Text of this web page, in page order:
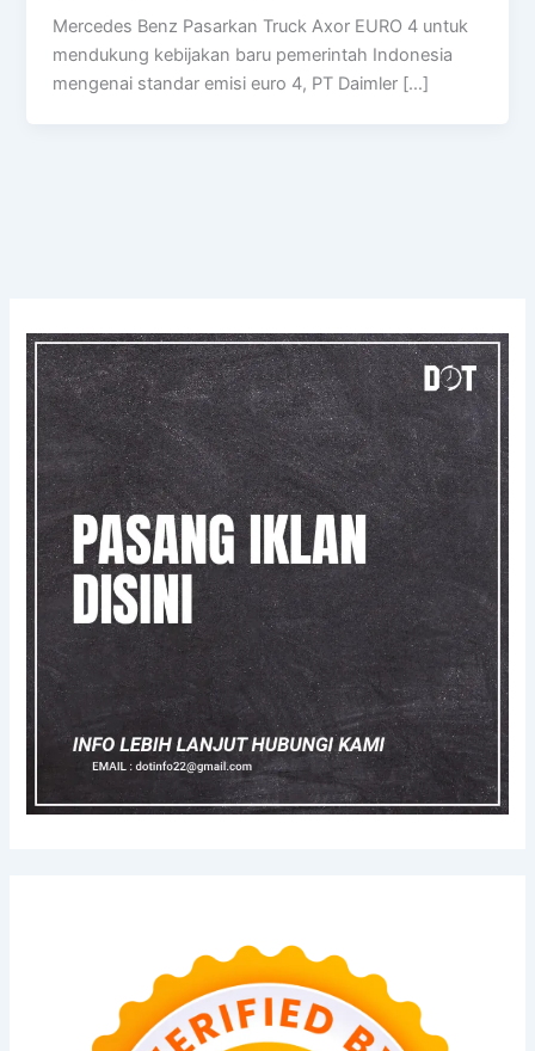
Mercedes Benz Pasarkan Truck Axor EURO 4 untuk
mendukung kebijakan baru pemerintah Indonesia
mengenai standar emisi euro 4, PT Daimler […]